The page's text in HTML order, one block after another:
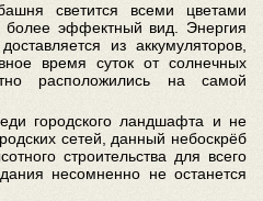
светится всеми цветами
более эффектный вид. Энергия
из аккумуляторов,
время суток от солнечных
расположились на самой
городского ландшафта и не
сетей, данный небоскрёб
строительства для всего
несомненно не останется